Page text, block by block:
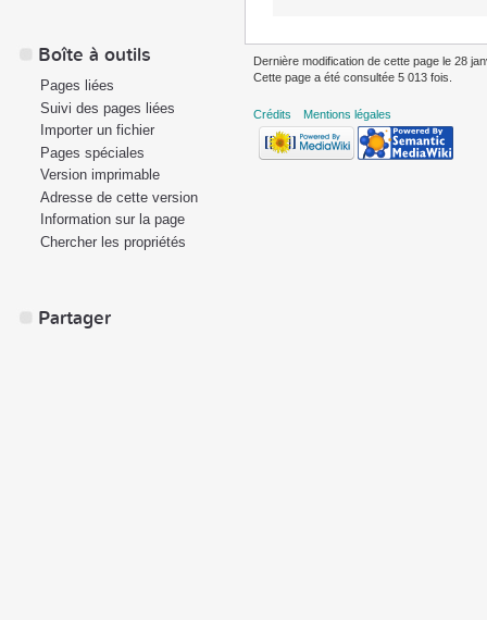
Boîte à outils
Pages liées
Suivi des pages liées
Importer un fichier
Pages spéciales
Version imprimable
Adresse de cette version
Information sur la page
Chercher les propriétés
Partager
Dernière modification de cette page le 28
Cette page a été consultée 5 013 fois.
Crédits Mentions légales